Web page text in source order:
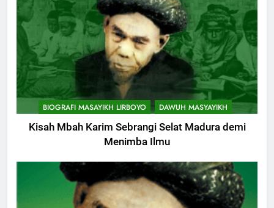
BIOGRAFI MASAYIKH LIRBOYO DAWUH MASYAYIKH
Kisah Mbah Karim Sebrangi Selat Madura demi
Menimba Ilmu